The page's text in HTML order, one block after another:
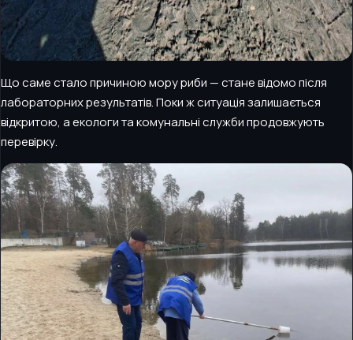
Що саме стало причиною мору риби — стане відомо після
лабораторних результатів. Поки ж ситуація залишається
відкритою, а екологи та комунальні служби продовжують
перевірку.